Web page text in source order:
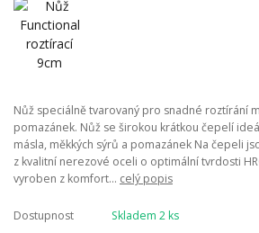
Nůž speciálně tvarovaný pro snadné roztírání
pomazánek. Nůž se širokou krátkou čepelí
másla, měkkých sýrů a pomazánek Na čepeli
z kvalitní nerezové oceli o optimální tvrdosti
vyroben z komfort... celý popis
Dostupnost
Skladem 2 ks